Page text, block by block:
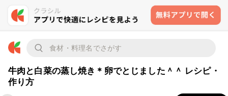
牛肉と白菜の蒸し焼き＊卵でとじました＾＾ レシピ・
作り方